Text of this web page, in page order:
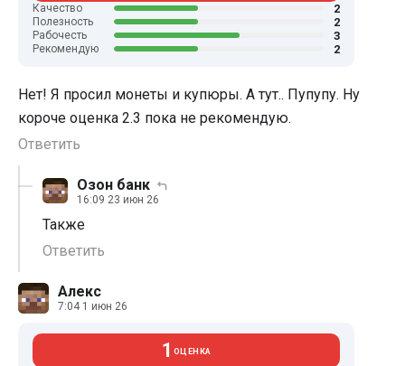
Качество 2
Полезность 2
Рабочесть 3
Рекомендую 2
Нет! Я просил монеты и купюры. А тут.. Пупупу. Ну
короче оценка 2.3 пока не рекомендую.
Ответить
Озон банк
16:09 23 июн 26
Также
Ответить
Алекс
7:04 1 июн 26
1 ОЦЕНКА